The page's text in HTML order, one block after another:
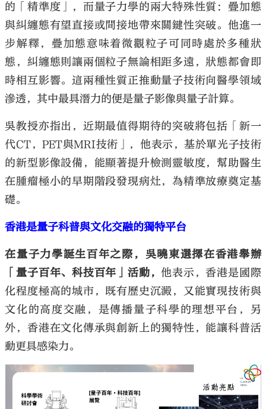
的「精準度」，而量子力學的兩大特殊性質：疊加態
與糾纏態有望直接或間接地帶來關鍵性突破。他進一
步解釋，疊加態意味着微觀粒子可同時處於多種狀
態，糾纏態則讓兩個粒子無論相距多遠，狀態都會即
時相互影響。這兩種性質正推動量子技術向醫學領域
滲透，其中最具潛力的便是量子影像與量子計算。
吳教授亦指出，近期最值得期待的突破將包括「新一
代CT，PET與MRI技術」，他表示，基於單光子技術
的新型影像設備，能顯著提升檢測靈敏度，幫助醫生
在腫瘤極小的早期階段發現病灶，為精準放療奠定基
礎。
香港是量子科普與文化交融的獨特平台
在量子力學誕生百年之際，吳曉東選擇在香港舉辦
「量子百年、科技百年」活動，他表示，香港是國際
化程度極高的城市，既有歷史沉澱，又能實現技術與
文化的高度交融，是傳播量子科學的理想平台，另
外，香港在文化傳承與創新上的獨特性，能讓科普活
動更具感染力。